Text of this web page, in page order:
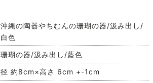
沖縄の陶器やちむんの珊瑚の器/汲み出し/
白色
珊瑚の器/汲み出し/藍色
径 約8cm×高さ 6cm +-1cm